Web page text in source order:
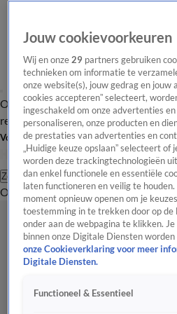
Overzicht Laatste nieuws Regionieuws
redactie
Volg Hart van Nederland
Zoeken
OverzichtRegioUitzendingenWeer
Jouw cookievoorkeuren
Wij en onze29 partners gebruiken
technieken om informatie te
onze website(s), jouw gedrag en jouw
cookies accepteren” selecteert,
ingeschakeld om onze advertenties
personaliseren, onze producten en
de prestaties van advertenties en
„Huidige keuze opslaan” selecteert
worden deze trackingtechnologieën
dan enkel functionele en essentiële
laten functioneren en veilig te
moment opnieuw openen om je
toestemming in te trekken door op
onder aan de webpagina te klikken. Je
binnen onze Digitale Diensten
onze Cookieverklaring voor meer
Digitale Diensten.
Functioneel & Essentieel